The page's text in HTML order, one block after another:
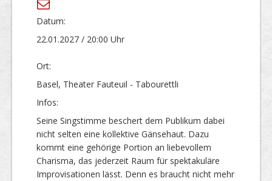
Datum:
22.01.2027 / 20:00 Uhr
Ort:
Basel, Theater Fauteuil - Tabourettli
Infos:
Seine Singstimme beschert dem Publikum dabei
nicht selten eine kollektive Gänsehaut. Dazu
kommt eine gehörige Portion an liebevollem
Charisma, das jederzeit Raum für spektakuläre
Improvisationen lässt. Denn es braucht nicht mehr